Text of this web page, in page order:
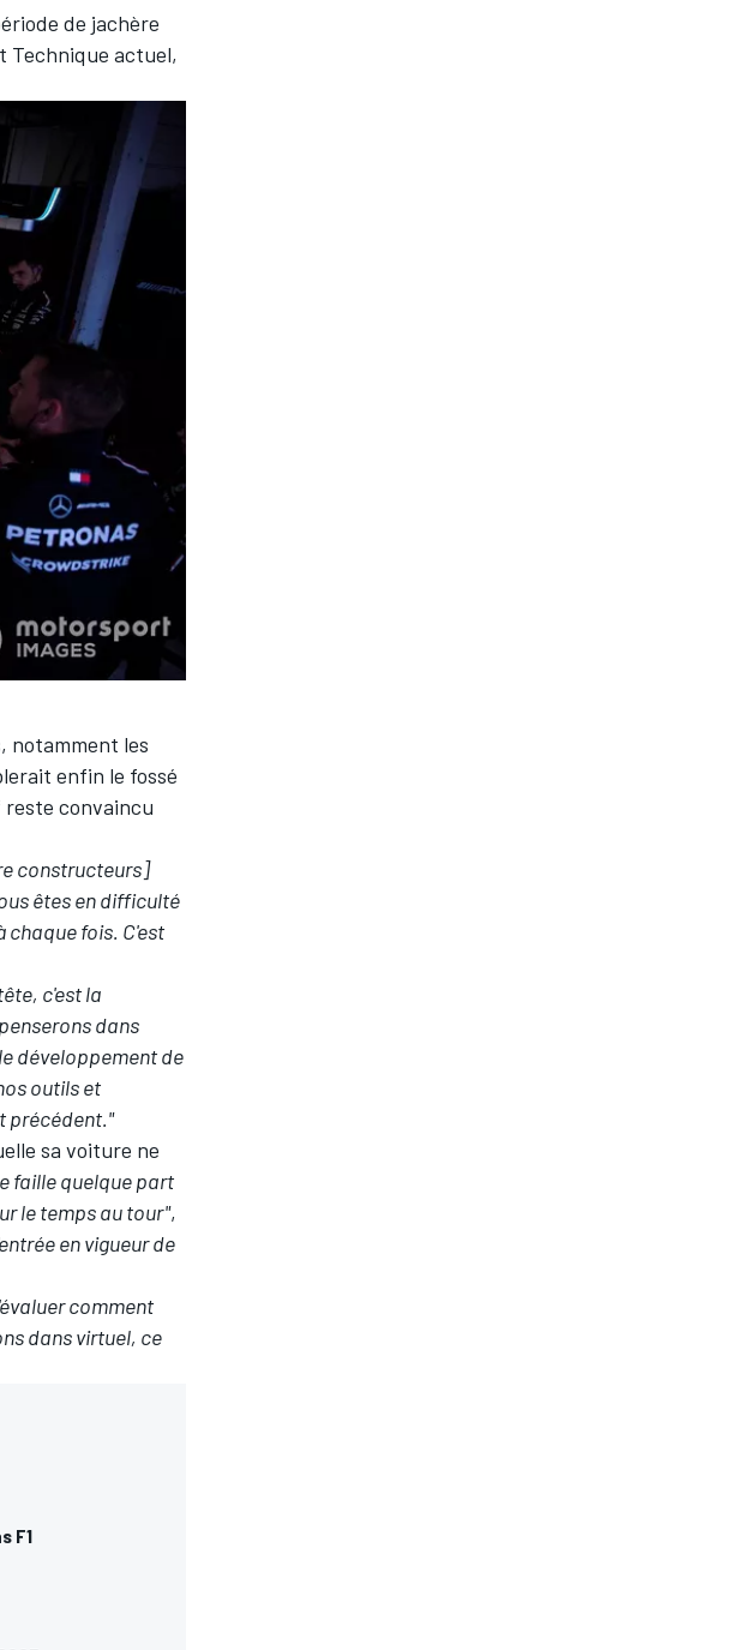
de jachère
Technique actuel,
notamment les
enfin le fossé
reste convaincu
constructeurs]
êtes en difficulté
chaque fois. C'est
c'est la
dans
développement de
outils et
précédent."
sa voiture ne
faille quelque part
le temps au tour",
en vigueur de
comment
dans virtuel, ce
F1